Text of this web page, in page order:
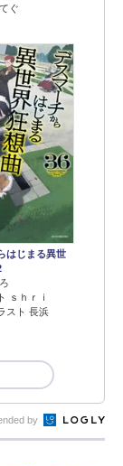
ぐ
はじまる異世
ｓｈｒｉ
スト 長浜
by